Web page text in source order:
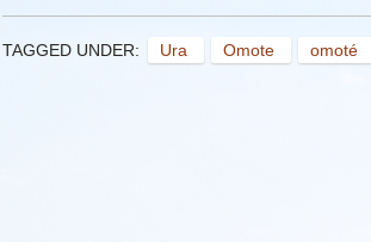
TAGGED UNDER: Ura Omote omoté